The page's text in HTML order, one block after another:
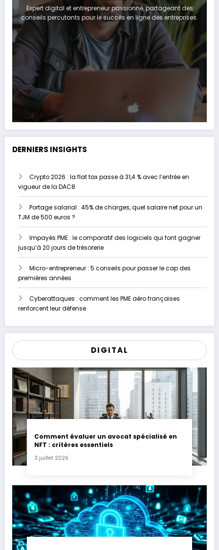
Expert digital et entrepreneur passionné, partageant des
conseils percutants pour le succès en ligne des entreprises.
DERNIERS INSIGHTS
Crypto 2026 : la flat tax passe à 31,4 % avec l’entrée en
vigueur de la DAC8
Portage salarial : 45% de charges, quel salaire net pour un
TJM de 500 euros ?
Impayés PME : le comparatif des logiciels qui font gagner
jusqu’à 20 jours de trésorerie
Micro-entrepreneur : 5 conseils pour passer le cap des
premières années
Cyberattaques : comment les PME aéro françaises
renforcent leur défense
DIGITAL
Comment évaluer un avocat spécialisé en
NFT : critères essentiels
3 juillet 2026